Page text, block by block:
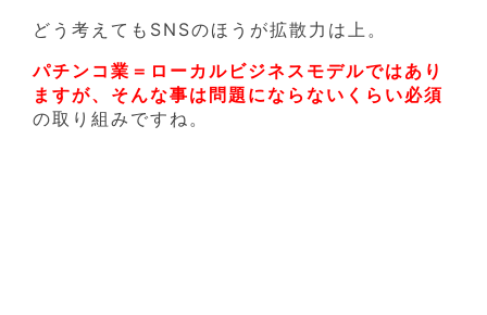
どう考えてもSNSのほうが拡散力は上。
パチンコ業＝ローカルビジネスモデルではあり
ますが、そんな事は問題にならないくらい必須
の取り組みですね。